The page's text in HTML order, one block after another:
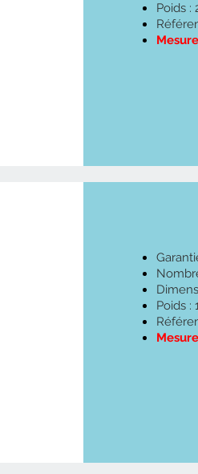
Poids :
Poids :